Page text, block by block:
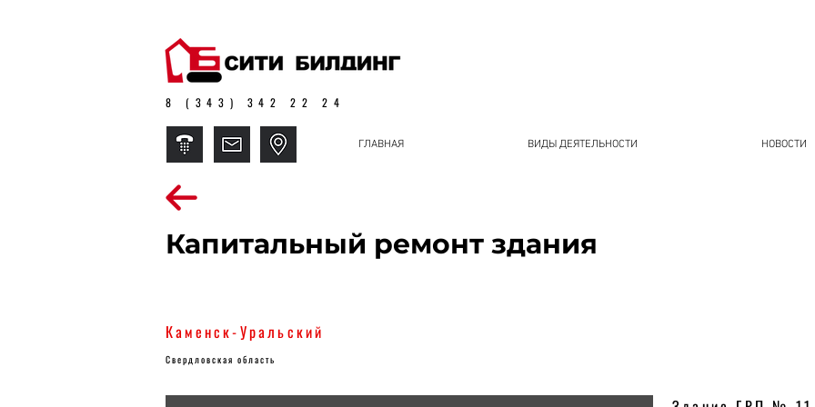
8 (343) 342 22 24
ГЛАВНАЯ ВИДЫ ДЕЯТЕЛЬНОСТИ НОВОСТИ
Капитальный ремонт здания
Каменск-Уральский
Свердловская область